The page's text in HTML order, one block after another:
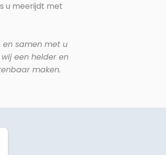
u meerijdt met
samen met u
een helder en
maken.